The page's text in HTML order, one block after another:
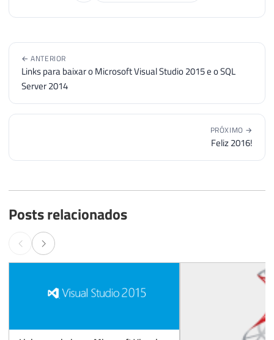
← ANTERIOR
Links para baixar o Microsoft Visual Studio 2015 e o SQL
Server 2014
PRÓXIMO →
Feliz 2016!
Posts relacionados